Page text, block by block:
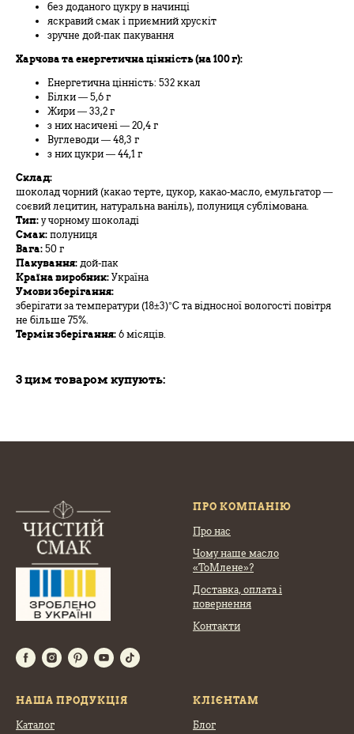
без доданого цукру в начинці
яскравий смак і приємний хрускіт
зручне дой-пак пакування
Харчова та енергетична цінність (на 100 г):
Енергетична цінність: 532 ккал
Білки — 5,6 г
Жири — 33,2 г
з них насичені — 20,4 г
Вуглеводи — 48,3 г
з них цукри — 44,1 г
Склад:
шоколад чорний (какао терте, цукор, какао-масло, емульгатор —
соєвий лецитин, натуральна ваніль), полуниця сублімована.
Тип: у чорному шоколаді
Смак: полуниця
Вага: 50 г
Пакування: дой-пак
Країна виробник: Україна
Умови зберігання:
зберігати за температури (18±3)°С та відносної вологості повітря
не більше 75%.
Термін зберігання: 6 місяців.
З цим товаром купують:
ПРО КОМПАНІЮ
Про нас
Чому наше масло
«ТоМлене»?
Доставка, оплата і
повернення
Контакти
НАША ПРОДУКЦІЯ
Каталог
КЛІЄНТАМ
Блог